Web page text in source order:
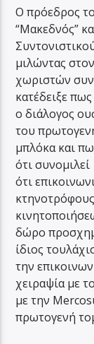
Ο πρόεδρος
“Μακεδνός”
μιλώντας
χωριστών
κατέδειξε
ο διάλογος
του
μπλόκα και
ότι
ότι
δώρο
ίδιος
την
χειραψία με
με την
πρωτογενή